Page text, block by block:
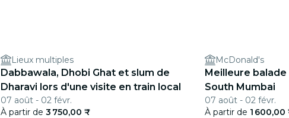
Lieux multiples
Dabbawala, Dhobi Ghat et slum de
Dharavi lors d'une visite en train local
07 août - 02 févr.
À partir de 3 750,00 ₹
McDonald's
Meilleure
South Mumbai
07 août - 02 févr.
À partir de 1 600,00